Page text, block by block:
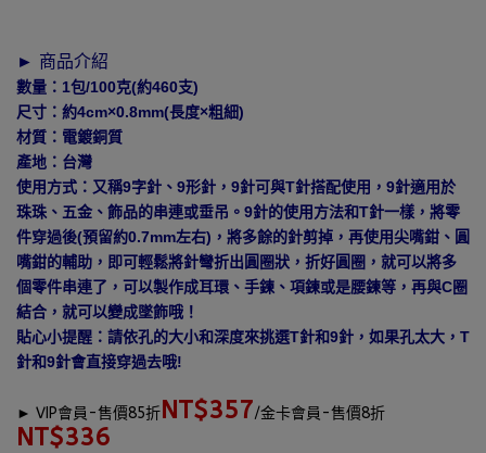
► 商品介紹
數量：1包/100克(約460支)
尺寸：約4cm×0.8mm(長度×粗細)
材質：電鍍銅質
產地：台灣
使用方式：又稱9字針、9形針，9針可與T針搭配使用，9針適用於
珠珠、五金、飾品的串連或垂吊。9針的使用方法和T針一樣，將零
件穿過後(預留約0.7mm左右)，將多餘的針剪掉，再使用尖嘴鉗、圓
嘴鉗的輔助，即可輕鬆將針彎折出圓圈狀，折好圓圈，就可以將多
個零件串連了，可以製作成耳環、手鍊、項鍊或是腰鍊等，再與C圈
結合，就可以變成墜飾哦！
貼心小提醒：請依孔的大小和深度來挑選T針和9針，如果孔太大，T
針和9針會直接穿過去哦!
► VIP會員-售價85折 NT$357/金卡會員-售價8折
NT$336